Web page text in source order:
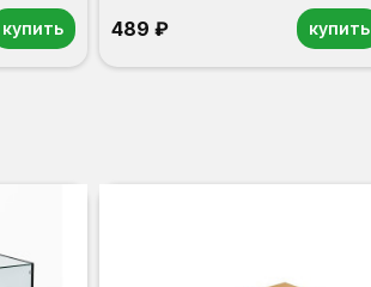
купить 489 ₽ купить